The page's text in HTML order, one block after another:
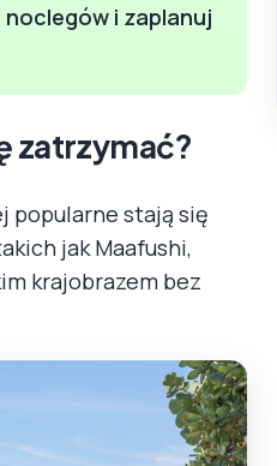
i zaplanuj
zatrzymać?
popularne stają się
jak Maafushi,
krajobrazem bez